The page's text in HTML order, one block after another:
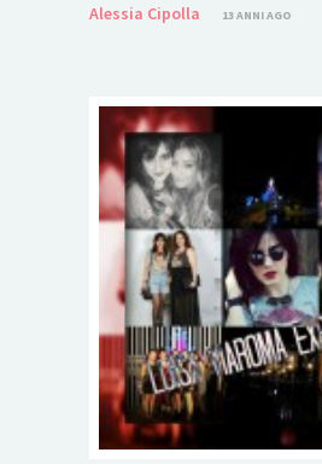
Alessia Cipolla
13 ANNI AGO